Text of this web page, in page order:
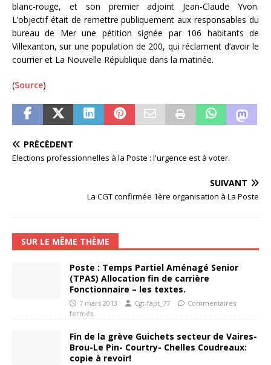
blanc-rouge, et son premier adjoint Jean-Claude Yvon.
L’objectif était de remettre publiquement aux responsables du
bureau de Mer une pétition signée par 106 habitants de
Villexanton, sur une population de 200, qui réclament d’avoir le
courrier et La Nouvelle République dans la matinée.
(Source)
PRÉCÉDENT
Elections professionnelles à la Poste : l'urgence est à voter.
SUIVANT
La CGT confirmée 1ère organisation à La Poste
SUR LE MÊME THÈME
Poste : Temps Partiel Aménagé Senior
(TPAS) Allocation fin de carrière
Fonctionnaire – les textes.
7 mars 2013 Cgt-fapt_77
Commentaires
fermés
Fin de la grève Guichets secteur de Vaires-
Brou-Le Pin- Courtry- Chelles Coudreaux:
copie à revoir!